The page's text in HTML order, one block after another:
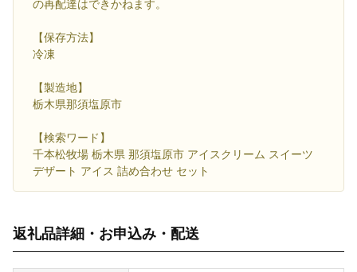
の再配達はできかねます。
【保存方法】
冷凍
【製造地】
栃木県那須塩原市
【検索ワード】
千本松牧場 栃木県 那須塩原市 アイスクリーム スイーツ
デザート アイス 詰め合わせ セット
返礼品詳細・お申込み・配送